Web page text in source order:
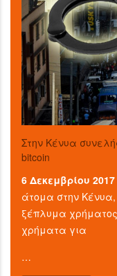
Στην Κένυα
bitcoin
6 Δεκεμβρίου 2017
άτομα στην Κένυα,
ξέπλυμα
χρήματα για
…